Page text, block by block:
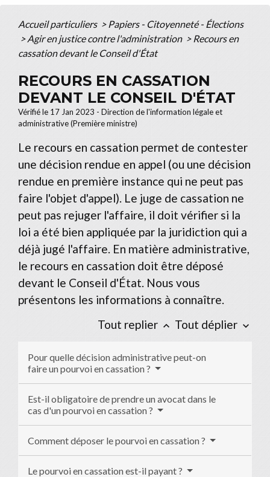
Accueil particuliers > Papiers - Citoyenneté - Élections
> Agir en justice contre l'administration > Recours en
cassation devant le Conseil d'État
RECOURS EN CASSATION
DEVANT LE CONSEIL D'ÉTAT
Vérifié le 17 Jan 2023 - Direction de l'information légale et
administrative (Première ministre)
Le recours en cassation permet de contester
une décision rendue en appel (ou une décision
rendue en première instance qui ne peut pas
faire l'objet d'appel). Le juge de cassation ne
peut pas rejuger l'affaire, il doit vérifier si la
loi a été bien appliquée par la juridiction qui a
déjà jugé l'affaire. En matière administrative,
le recours en cassation doit être déposé
devant le Conseil d'État. Nous vous
présentons les informations à connaître.
Tout replier keyboard_arrow_up Tout déplier keyboard_arrow_down
Pour quelle décision administrative peut-on
faire un pourvoi en cassation ?
Est-il obligatoire de prendre un avocat dans le
cas d'un pourvoi en cassation ?
Comment déposer le pourvoi en cassation ?
Le pourvoi en cassation est-il payant ?